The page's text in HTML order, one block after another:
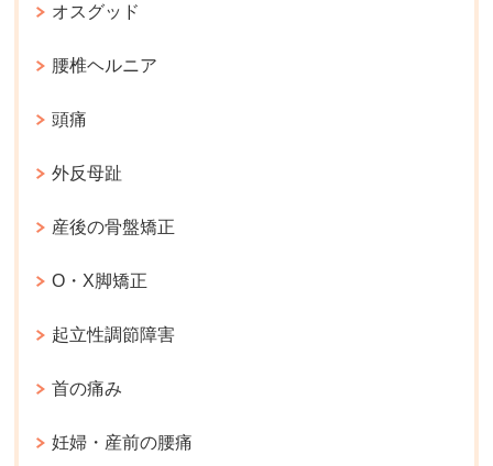
オスグッド
腰椎ヘルニア
頭痛
外反母趾
産後の骨盤矯正
O・X脚矯正
起立性調節障害
首の痛み
妊婦・産前の腰痛